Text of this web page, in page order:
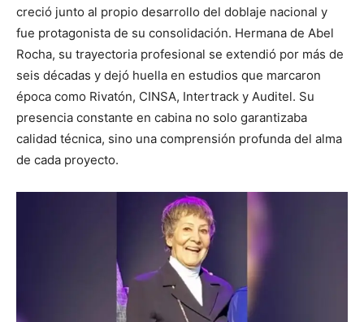
creció junto al propio desarrollo del doblaje nacional y
fue protagonista de su consolidación. Hermana de Abel
Rocha, su trayectoria profesional se extendió por más de
seis décadas y dejó huella en estudios que marcaron
época como Rivatón, CINSA, Intertrack y Auditel. Su
presencia constante en cabina no solo garantizaba
calidad técnica, sino una comprensión profunda del alma
de cada proyecto.